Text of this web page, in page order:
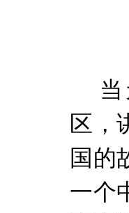
区，
国的
一个